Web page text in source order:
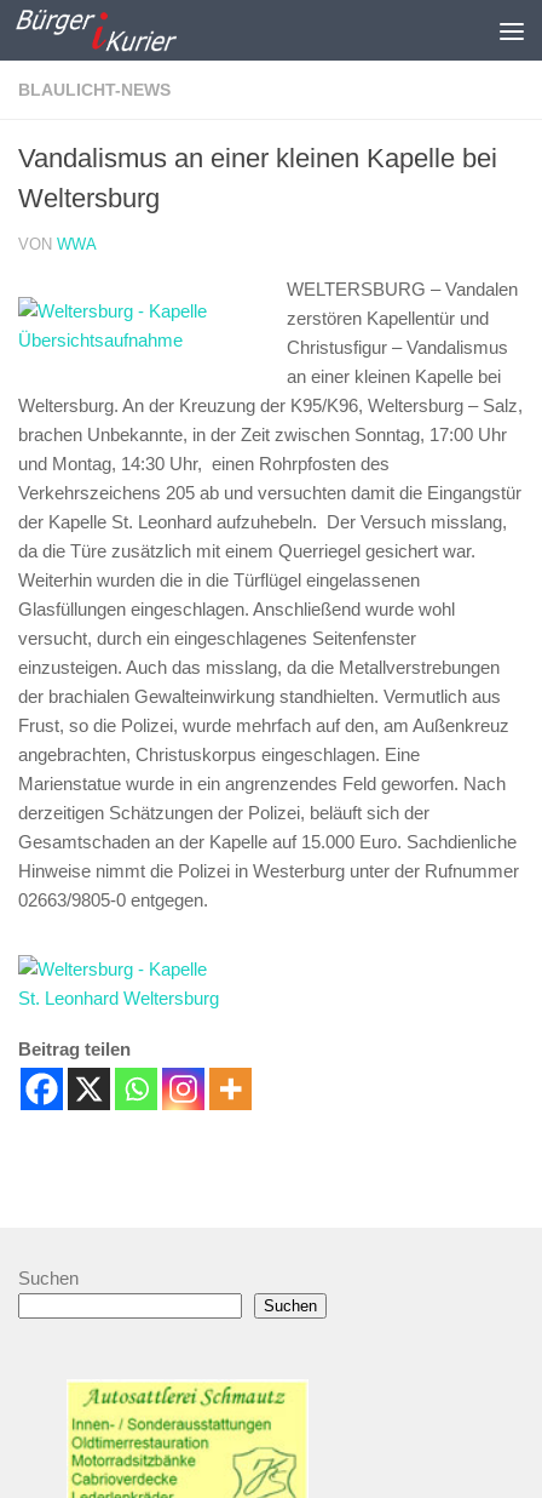
Zum Inhalt springen
BLAULICHT-NEWS
Vandalismus an einer kleinen Kapelle bei
Weltersburg
VON WWA
WELTERSBURG – Vandalen
zerstören Kapellentür und
Christusfigur – Vandalismus
an einer kleinen Kapelle bei
Weltersburg. An der Kreuzung der K95/K96, Weltersburg – Salz,
brachen Unbekannte, in der Zeit zwischen Sonntag, 17:00 Uhr
und Montag, 14:30 Uhr, einen Rohrpfosten des
Verkehrszeichens 205 ab und versuchten damit die Eingangstür
der Kapelle St. Leonhard aufzuhebeln. Der Versuch misslang,
da die Türe zusätzlich mit einem Querriegel gesichert war.
Weiterhin wurden die in die Türflügel eingelassenen
Glasfüllungen eingeschlagen. Anschließend wurde wohl
versucht, durch ein eingeschlagenes Seitenfenster
einzusteigen. Auch das misslang, da die Metallverstrebungen
der brachialen Gewalteinwirkung standhielten. Vermutlich aus
Frust, so die Polizei, wurde mehrfach auf den, am Außenkreuz
angebrachten, Christuskorpus eingeschlagen. Eine
Marienstatue wurde in ein angrenzendes Feld geworfen. Nach
derzeitigen Schätzungen der Polizei, beläuft sich der
Gesamtschaden an der Kapelle auf 15.000 Euro. Sachdienliche
Hinweise nimmt die Polizei in Westerburg unter der Rufnummer
02663/9805-0 entgegen.
Beitrag teilen
Suchen
Suchen